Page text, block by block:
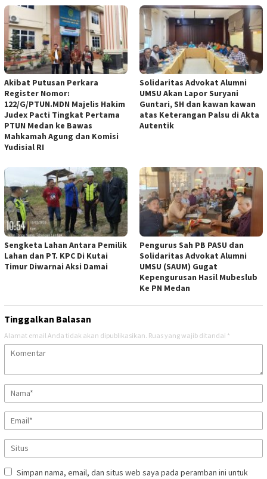
Akibat Putusan Perkara
Register Nomor:
122/G/PTUN.MDN Majelis Hakim
Judex Pacti Tingkat Pertama
PTUN Medan ke Bawas
Mahkamah Agung dan Komisi
Yudisial RI
Solidaritas Advokat Alumni
UMSU Akan Lapor Suryani
Guntari, SH dan kawan kawan
atas Keterangan Palsu di Akta
Autentik
Sengketa Lahan Antara Pemilik
Lahan dan PT. KPC Di Kutai
Timur Diwarnai Aksi Damai
Pengurus Sah PB PASU dan
Solidaritas Advokat Alumni
UMSU (SAUM) Gugat
Kepengurusan Hasil Mubeslub
Ke PN Medan
Tinggalkan Balasan
Alamat email Anda tidak akan dipublikasikan. Ruas yang wajib ditandai *
Simpan nama, email, dan situs web saya pada peramban ini untuk